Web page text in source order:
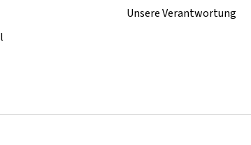
Unsere Verantwortung